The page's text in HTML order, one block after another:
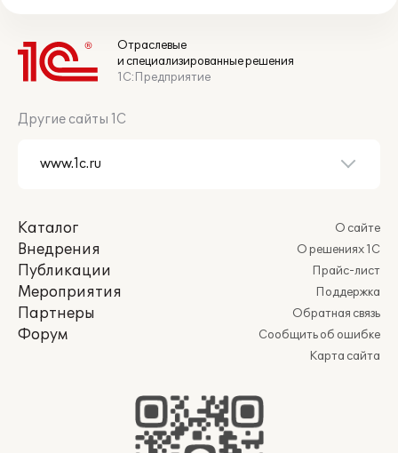
Отраслевые
и специализированные решения
1С:Предприятие
Другие сайты 1С
Каталог
Внедрения
Публикации
Мероприятия
Партнеры
Форум
О сайте
О решениях 1С
Прайс-лист
Поддержка
Обратная связь
Сообщить об ошибке
Карта сайта